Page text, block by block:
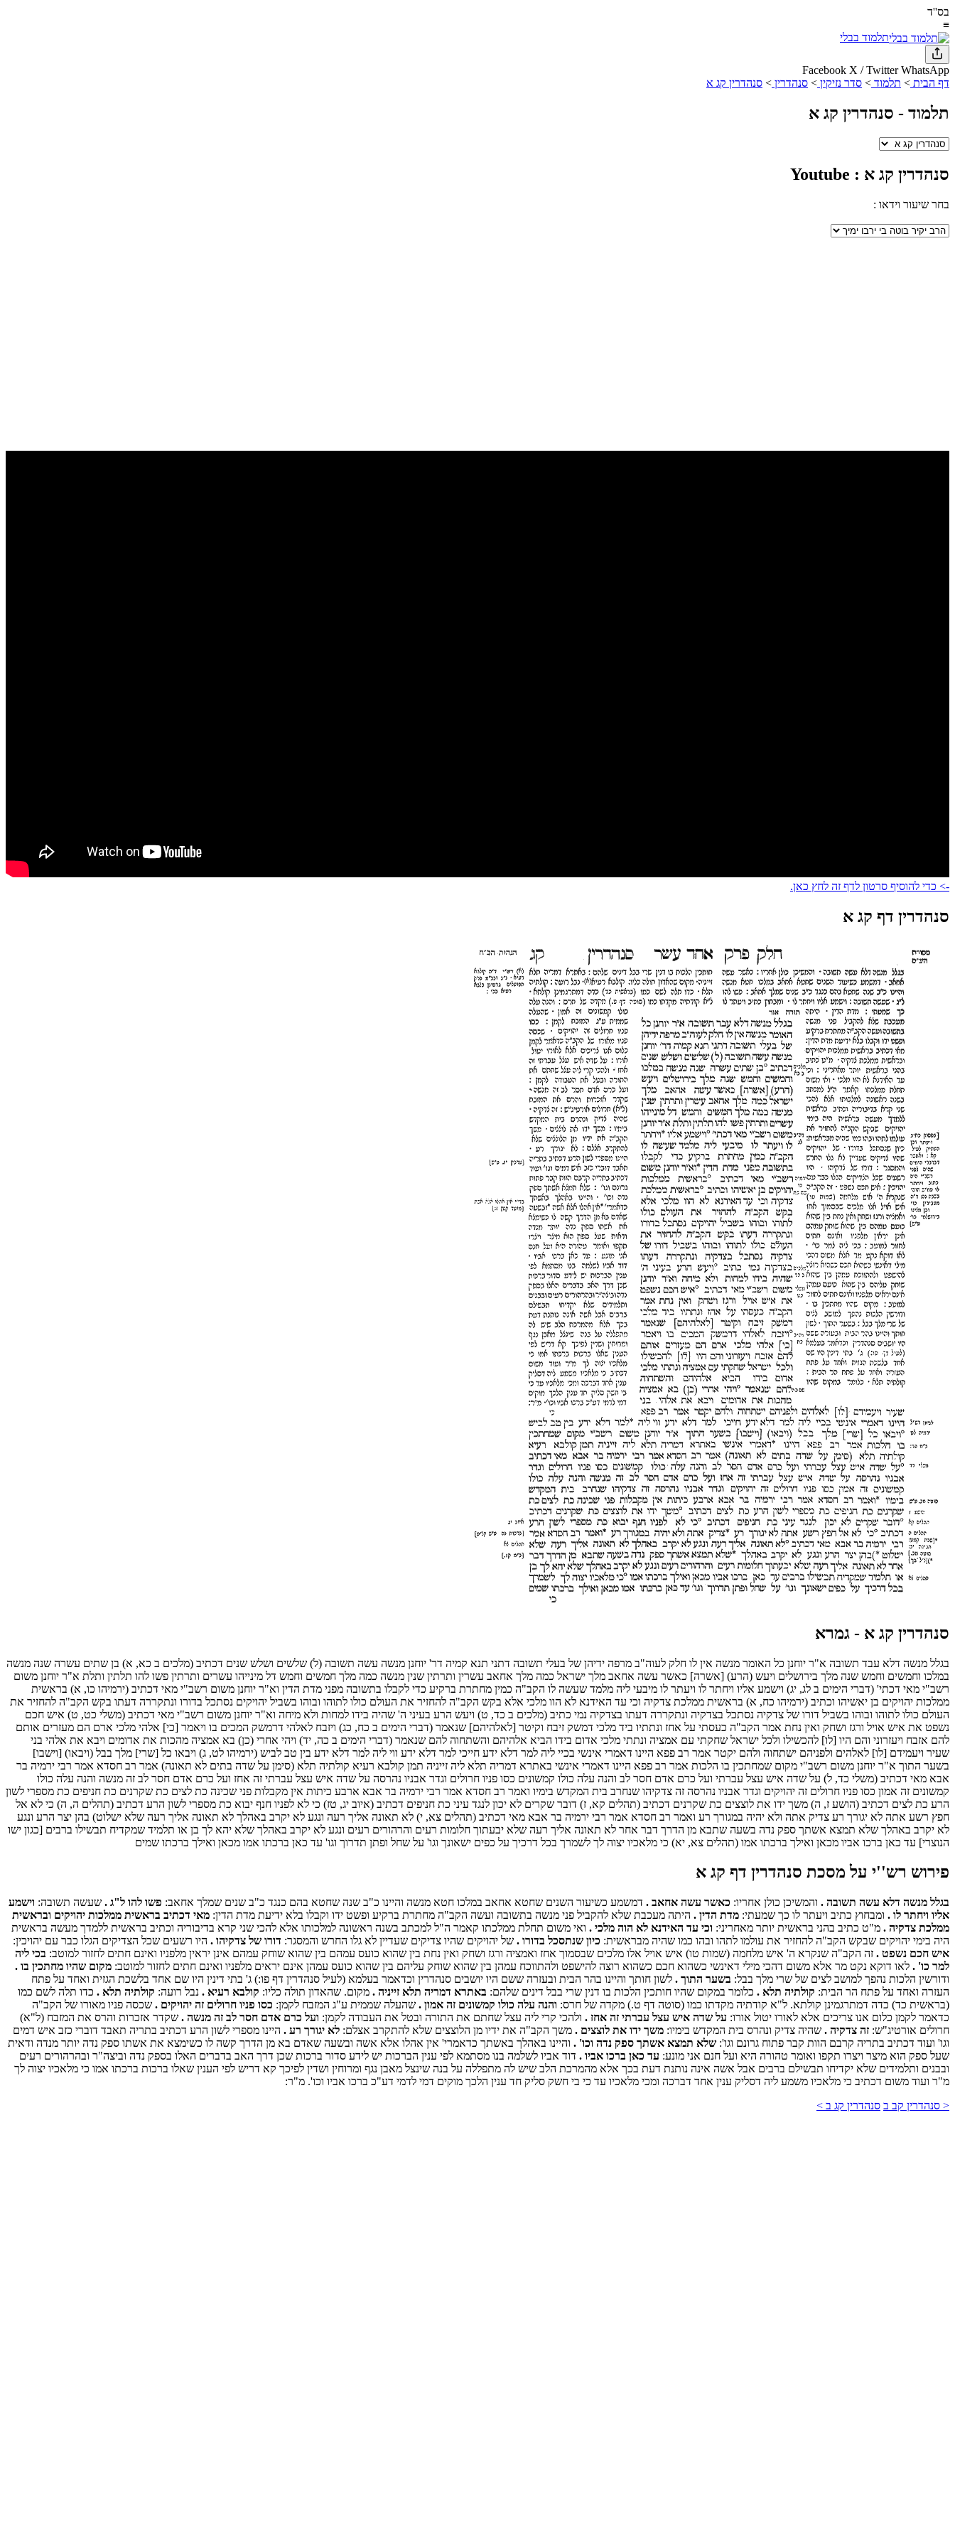
בס''ד
≡
תלמוד בבלי
Facebook X / TwitterWhatsApp
דף הבית > תלמוד > סדר נזיקין > סנהדרין > סנהדרין קג א
תלמוד - סנהדרין קג א
סנהדרין קג א : Youtube
בחר שיעור וידאו :
-> כדי להוסיף סרטון לדף זה לחץ כאן.
סנהדרין דף קג א
סנהדרין קג א - גמרא
בגלל מנשה דלא עבד תשובה א"ר יוחנן כל האומר מנשה אין לו חלק לעוה"ב מרפה ידיהן של בעלי תשובה דתני תנא קמיה דר' יוחנן מנשה עשה תשובה (ל) שלשים ושלש שנים דכתיב (מלכים ב כא, א) בן שתים עשרה שנה מנשה
במלכו וחמשים וחמש שנה מלך בירושלים ויעש (הרע) [אשרה] כאשר עשה אחאב מלך ישראל כמה מלך אחאב עשרין ותרתין שנין מנשה כמה מלך חמשים וחמש דל מינייהו עשרים ותרתין פשו להו תלתין ותלת א"ר יוחנן משום
רשב"י מאי דכתי' (דברי הימים ב לג, יג) וישמע אליו ויחתר לו ויעתר לו מיבעי ליה מלמד שעשה לו הקב"ה כמין מחתרת ברקיע כדי לקבלו בתשובה מפני מדת הדין וא"ר יוחנן משום רשב"י מאי דכתיב (ירמיהו כו, א) בראשית
ממלכות יהויקים בן יאשיהו וכתיב (ירמיהו כח, א) בראשית ממלכת צדקיה וכי עד האידנא לא הוו מלכי אלא בקש הקב"ה להחזיר את העולם כולו לתוהו ובוהו בשביל יהויקים נסתכל בדורו ונתקררה דעתו בקש הקב"ה להחזיר את
העולם כולו לתוהו ובוהו בשביל דורו של צדקיה נסתכל בצדקיה ונתקררה דעתו בצדקיה נמי כתיב (מלכים ב כד, ט) ויעש הרע בעיני ה' שהיה בידו למחות ולא מיחה וא"ר יוחנן משום רשב"י מאי דכתיב (משלי כט, ט) איש חכם
נשפט את איש אויל ורגז ושחק ואין נחת אמר הקב"ה כעסתי על אחז ונתתיו ביד מלכי דמשק זיבח וקיטר [לאלהיהם] שנאמר (דברי הימים ב כח, כג) ויזבח לאלהי דרמשק המכים בו ויאמר [כי] אלהי מלכי ארם הם מעזרים אותם
להם אזבח ויעזרוני והם היו [לו] להכשילו ולכל ישראל שחקתי עם אמציה ונתתי מלכי אדום בידו הביא אלהיהם והשתחוה להם שנאמר (דברי הימים ב כה, יד) ויהי אחרי (כן) בא אמציה מהכות את אדומים ויבא את אלהי בני
שעיר ויעמידם [לו] לאלהים ולפניהם ישתחוה ולהם יקטר אמר רב פפא היינו דאמרי אינשי בכיי ליה למר דלא ידע חייכי למר דלא ידע ווי ליה למר דלא ידע בין טב לביש (ירמיהו לט, ג) ויבאו כל [שרי] מלך בבל (ויבאו) [וישבו]
בשער התוך א"ר יוחנן משום רשב"י מקום שמחתכין בו הלכות אמר רב פפא היינו דאמרי אינשי באתרא דמריה תלא ליה זייניה תמן קולבא רעיא קולתיה תלא (סימן על שדה בתים לא תאונה) אמר רב חסדא אמר רבי ירמיה בר
אבא מאי דכתיב (משלי כד, ל) על שדה איש עצל עברתי ועל כרם אדם חסר לב והנה עלה כולו קמשונים כסו פניו חרולים וגדר אבניו נהרסה על שדה איש עצל עברתי זה אחז ועל כרם אדם חסר לב זה מנשה והנה עלה כולו
קמשונים זה אמון כסו פניו חרולים זה יהויקים וגדר אבניו נהרסה זה צדקיהו שנחרב בית המקדש בימיו ואמר רב חסדא אמר רבי ירמיה בר אבא ארבע כיתות אין מקבלות פני שכינה כת לצים כת שקרנים כת חניפים כת מספרי לשון
הרע כת לצים דכתיב (הושע ז, ה) משך ידו את לוצצים כת שקרנים דכתיב (תהלים קא, ז) דובר שקרים לא יכון לנגד עיני כת חניפים דכתיב (איוב יג, טז) כי לא לפניו חנף יבוא כת מספרי לשון הרע דכתיב (תהלים ה, ה) כי לא אל
חפץ רשע אתה לא יגורך רע צדיק אתה ולא יהיה במגורך רע ואמר רב חסדא אמר רבי ירמיה בר אבא מאי דכתיב (תהלים צא, י) לא תאונה אליך רעה ונגע לא יקרב באהלך לא תאונה אליך רעה שלא ישלוט) בהן יצר הרע ונגע
לא יקרב באהלך שלא תמצא אשתך ספק נדה בשעה שתבא מן הדרך דבר אחר לא תאונה אליך רעה שלא יבעתוך חלומות רעים והרהורים רעים ונגע לא יקרב באהלך שלא יהא לך בן או תלמיד שמקדיח תבשילו ברבים [כגון ישו
הנוצרי] עד כאן ברכו אביו מכאן ואילך ברכתו אמו (תהלים צא, יא) כי מלאכיו יצוה לך לשמרך בכל דרכיך על כפים ישאונך וגו' על שחל ופתן תדרוך וגו' עד כאן ברכתו אמו מכאן ואילך ברכתו שמים
פירוש רש''י על מסכת סנהדרין דף קג א
בגלל מנשה דלא עשה תשובה . והמשיכן כולן אחריו: כאשר עשה אחאב . דמשמע כשיעור השנים שחטא אחאב במלכו חטא מנשה והיינו כ"ב שנה שחטא בהם כנגד כ"ב שנים שמלך אחאב: פשו להו ל"ג . שעשה תשובה: וישמע
אליו ויחתר לו . ומבחוץ כתיב ויעתר לו כך שמעתי: מדת הדין . היתה מעכבת שלא להקביל פני מנשה בתשובה ועשה הקב"ה מחתרת ברקיע ופשט ידו וקבלו בלא ידיעת מדת הדין: מאי דכתיב בראשית ממלכות יהויקים ובראשית
ממלכת צדקיה . מ"ט כתיב בהני בראשית יותר מאחריני: וכי עד האידנא לא הוה מלכי . ואי משום תחלת ממלכתו קאמר ה"ל למכתב בשנה ראשונה למלכותו אלא להכי שני קרא בדיבוריה וכתיב בראשית ללמדך מעשה בראשית
היה בימי יהויקים שבקש הקב"ה להחזיר את עולמו לתהו ובהו כמו שהיה מבראשית: כיון שנתסכל בדורו . של יהויקים שהיו צדיקים שעדיין לא גלו החרש והמסגר: דורו של צדקיהו . היו רשעים שכל הצדיקים הגלו כבר עם יהויכין:
איש חכם נשפט . זה הקב"ה שנקרא ה' איש מלחמה (שמות טו) איש אויל אלו מלכים שבסמוך אחז ואמציה ורגז ושחק ואין נחת בין שהוא כועס עמהם בין שהוא שוחק עמהם אינן יראין מלפניו ואינם חתים לחזור למוטב: בכי ליה
למר כו' . לאו דוקא נקט מר אלא משום דהכי מילי דאינשי כשהוא חכם כשהוא רוצה להישפט ולהתווכח עמהן בין שהוא שוחק עליהם בין שהוא כועס עמהן אינם יראים מלפניו ואינם חתים לחזור למוטב: מקום שהיו מחתכין בו .
ודורשין הלכות נהפך למושב לצים של שרי מלך בבל: בשער התוך . לשון חותך והיינו בהר הבית ובעזרה ששם היו יושבים סנהדרין וכדאמר בעלמא (לעיל סנהדרין דף פו:) ג' בתי דינין היו שם אחד בלשכת הגזית ואחד על פתח
העזרה ואחד על פתח הר הבית: קולתיה תלא . כלומר במקום שהיו חותכין הלכות בו דנין שרי בבל דינים שלהם: באתרא דמריה תלא זייניה . מקום. שהאדון תולה כליו: קולבא רעיא . נבל רועה: קולתיה תלא . כדו תלה לשם כמו
(בראשית כד) כדה דמתרגמינן קולתא. ל"א קודתיה מקדתו כמו (סוטה דף ט.) מקדה של חרס: והנה עלה כולו קמשונים זה אמון . שהעלה שממית ע"ג המזבח לקמן: כסו פניו חרולים זה יהויקים . שכסה פניו מאורו של הקב"ה
כדאמר לקמן כלום אנו צריכים אלא לאורו יטול אורו: על שדה איש עצל עברתי זה אחז . ולהכי קרי ליה עצל שחתם את התורה ובטל את העבודה לקמן: ועל כרם אדם חסר לב זה מנשה . שקדר אזכרות והרס את המזבח (ל"א)
חרולים אורטיג"ש: זה צדקיה . שהיה צדיק ונהרס בית המקדש בימיו: משך ידו את לוצצים . משך הקב"ה את ידיו מן הלוצצים שלא להתקרב אצלם: לא יגורך רע . היינו מספרי לשון הרע דכתיב בתריה תאבד דוברי כזב איש דמים
וגו' ועוד דכתיב בתריה קרבם הוות קבר פתוח גרונם וגו': שלא תמצא אשתך ספק נדה וכו' . והיינו באהלך באשתך כדאמרי' אין אהלו אלא אשה ובשעה שאדם בא מן הדרך קשה לו כשימצא את אשתו ספק נדה יותר מנדה ודאית
שעל ספק הוא מיצר ויצרו תקפו ואומר טהורה היא ועל חנם אני מונע: עד כאן ברכו אביו . דוד אביו לשלמה בנו מסתמא לפי ענין הברכות יש לידע סדור ברכות שכן דרך האב בדברים האלו בספק נדה וביצה"ר ובהרהורים רעים
ובבנים ותלמידים שלא יקדיחו תבשילם ברבים אבל אשה אינה נותנת דעת בכך אלא מהמרכת הלב שיש לה מתפללה על בנה שינצל מאבן נגף ומרוחין ושדין לפיכך קא דריש לפי הענין שאלו ברכות ברכתו אמו כי מלאכיו יצוה לך
מ"ר ועוד משום דכתיב כי מלאכיו משמע ליה דסליק ענין אחד דברכה ומכי מלאכיו עד כי בי חשק סליק חד ענין הלכך מוקים דמי לדמי דע"כ ברכו אביו וכו'. מ"ר:
< סנהדרין קב ב סנהדרין קג ב >